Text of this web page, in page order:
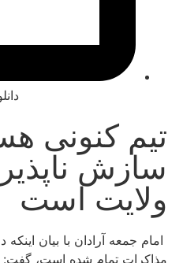
کنونی
ناپذیر و
است
آرادان با بیان اینکه دوران
تمام شده است، گفت: امروز تیم